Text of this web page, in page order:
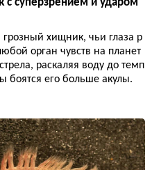
с суперзрением и ударом
хищник, чьи глаза р
орган чувств на планет
раскаляя воду до темп
боятся его больше акулы.